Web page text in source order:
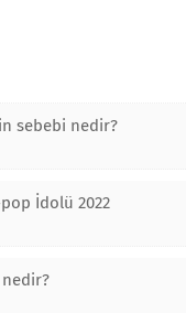
sebebi nedir?
İdolü 2022